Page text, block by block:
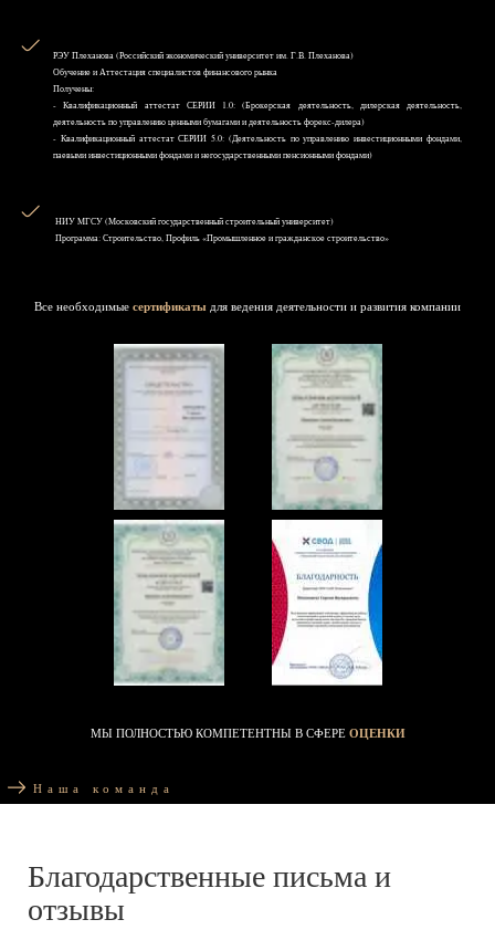
РЭУ Плеханова (Российский экономический университет им. Г.В. Плеханова)
Обучение и Аттестация специалистов финансового рынка
Получены:
- Квалификационный аттестат СЕРИИ 1.0: (Брокерская деятельность, дилерская деятельность,
деятельность по управлению ценными бумагами и деятельность форекс-дилера)
- Квалификационный аттестат СЕРИИ 5.0: (Деятельность по управлению инвестиционными фондами,
паевыми инвестиционными фондами и негосударственными пенсионными фондами)
НИУ MГСУ (Московский государственный строительный университет)
Программа: Строительство, Профиль «Промышленное и гражданское строительство»
Все необходимые сертификаты для ведения деятельности и развития компании
МЫ ПОЛНОСТЬЮ КОМПЕТЕНТНЫ В СФЕРЕ ОЦЕНКИ
Наша команда
Благодарственные письма и
отзывы